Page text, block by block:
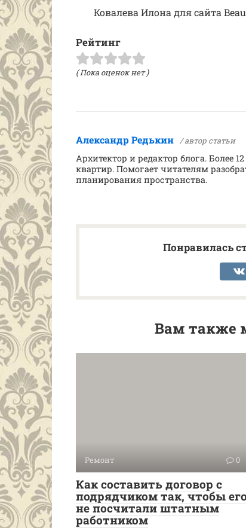
Ковалева Илона для сайта
Рейтинг
( Пока оценок нет )
Александр Редькин / автор статьи
Архитектор и редактор блога. Более
квартир. Помогает читателям
планирования пространства.
Понравилась
Вам также
Ремонт 0
Как составить договор с
подрядчиком так, чтобы его
не посчитали штатным
работником